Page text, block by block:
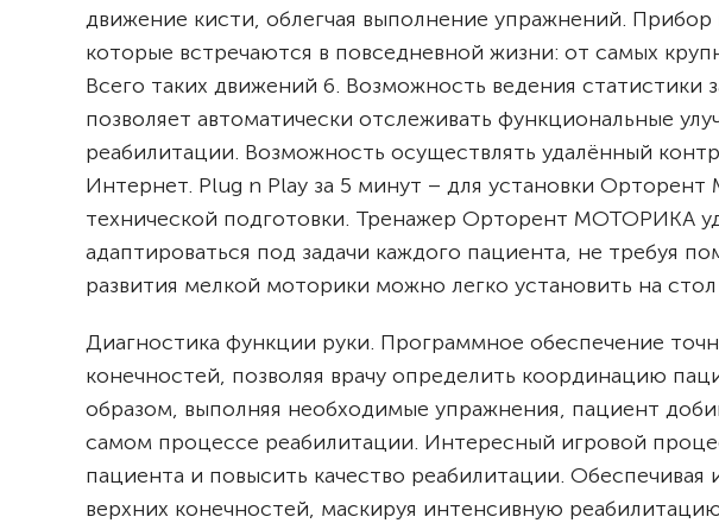
движение кисти, облегчая выполнение упражнений. Прибор
которые встречаются в повседневной жизни: от самых
Всего таких движений 6. Возможность ведения статистики
позволяет автоматически отслеживать функциональные
реабилитации. Возможность осуществлять удалённый
Интернет. Plug n Play за 5 минут – для установки
технической подготовки. Тренажер Орторент МОТОРИКА
адаптироваться под задачи каждого пациента, не требуя
развития мелкой моторики можно легко установить на
Диагностика функции руки. Программное обеспечение
конечностей, позволяя врачу определить координацию
образом, выполняя необходимые упражнения, пациент
самом процессе реабилитации. Интересный игровой
пациента и повысить качество реабилитации. Обеспечивая
верхних конечностей, маскируя интенсивную